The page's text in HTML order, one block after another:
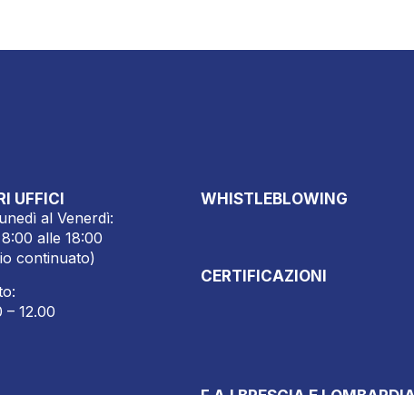
UFFICI
al Venerdì:
alle 18:00
continuato)
– 12.00
WHISTLEBLOWING
CERTIFICAZIONI